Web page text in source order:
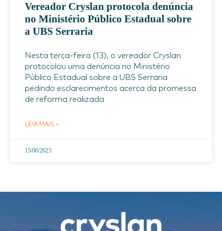
Vereador Cryslan protocola denúncia
no Ministério Público Estadual sobre
a UBS Serraria
Nesta terça-feira (13), o vereador Cryslan
protocolou uma denúncia no Ministério
Público Estadual sobre a UBS Serraria
pedindo esclarecimentos acerca da promessa
de reforma realizada
LEIA MAIS »
15/06/2023